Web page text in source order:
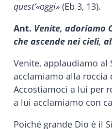
quest’«oggi» (Eb 3, 13).
Ant. Venite, adoriamo
che ascende nei cieli,
Venite, applaudiamo al
acclamiamo alla roccia
Accostiamoci a lui per
a lui acclamiamo con
Poiché grande Dio è il